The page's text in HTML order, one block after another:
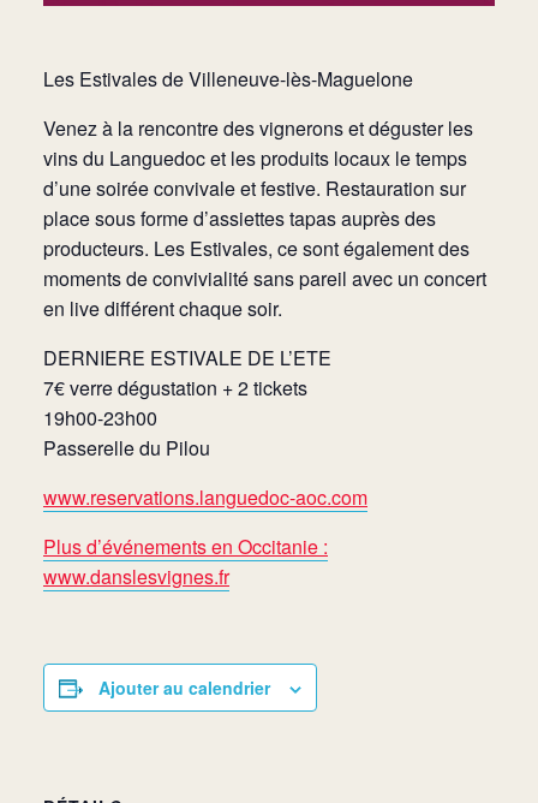
Les Estivales de Villeneuve-lès-Maguelone
Venez à la rencontre des vignerons et déguster les
vins du Languedoc et les produits locaux le temps
d’une soirée convivale et festive. Restauration sur
place sous forme d’assiettes tapas auprès des
producteurs. Les Estivales, ce sont également des
moments de convivialité sans pareil avec un concert
en live différent chaque soir.
DERNIERE ESTIVALE DE L’ETE
7€ verre dégustation + 2 tickets
19h00-23h00
Passerelle du Pilou
www.reservations.languedoc-aoc.com
Plus d’événements en Occitanie :
www.danslesvignes.fr
Ajouter au calendrier